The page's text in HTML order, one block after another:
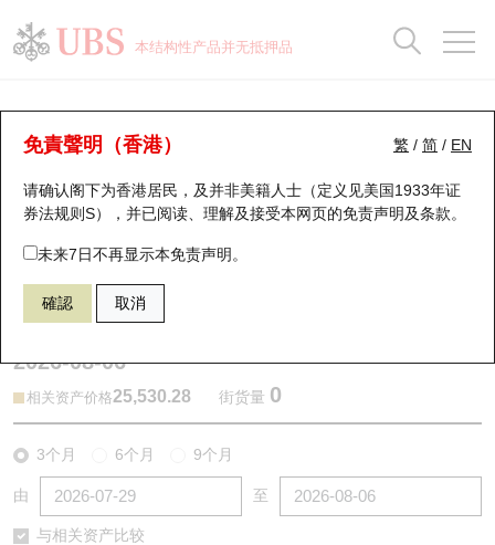
本结构性产品并无抵押品
繁 / 简 / EN
免責聲明（香港）
请确认阁下为香港居民，及并非美籍人士（定义见美国1933年证
券法规则S），并已阅读、理解及接受本网页的免责声明及条款。
未来7日不再显示本免责声明。
確認 取消
牛熊证分析仪
表现 街货统计 比较
67440 瑞银牛证 HSI 恒生指数
2026-08-06
相关资产价格25,530.28 街货量 0
3个月 6个月 9个月
由 至
与相关资产比较
瑞银认股证一览
新发行瑞银认股证
即将到期认股证
认股证到期结算价查找
认股证分析仪
认股证/牛熊证日志
街货统计
比较
牛熊全景快搜
牛熊证搜寻
牛熊证街货分布图
正股牛熊证列表
新发行瑞银牛熊证
牛熊证到期结算价查找
街货统计
比较
十大升幅/跌幅
十大认股证成交分布
十天股证占大市成交
资金流
街货统计
正股分析仪
二十大活跃股份
恒指成份股
国指成份股
科指成份股
中资ETFs溢价比较
持股比重
显示所有持股比重
每月轮证大市专题
轮证专栏
讲座及教育短片
认股证投资者教育
牛熊证投资者教育